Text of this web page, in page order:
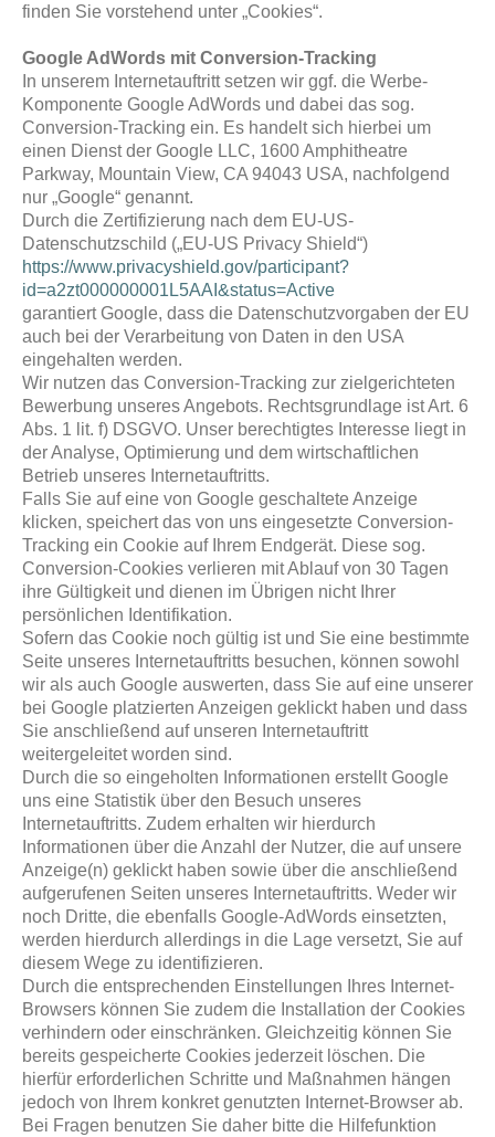
finden Sie vorstehend unter „Cookies“.
Google AdWords mit Conversion-Tracking
In unserem Internetauftritt setzen wir ggf. die Werbe-
Komponente Google AdWords und dabei das sog.
Conversion-Tracking ein. Es handelt sich hierbei um
einen Dienst der Google LLC, 1600 Amphitheatre
Parkway, Mountain View, CA 94043 USA, nachfolgend
nur „Google“ genannt.
Durch die Zertifizierung nach dem EU-US-
Datenschutzschild („EU-US Privacy Shield“)
https://www.privacyshield.gov/participant?
id=a2zt000000001L5AAI&status=Active
garantiert Google, dass die Datenschutzvorgaben der EU
auch bei der Verarbeitung von Daten in den USA
eingehalten werden.
Wir nutzen das Conversion-Tracking zur zielgerichteten
Bewerbung unseres Angebots. Rechtsgrundlage ist Art. 6
Abs. 1 lit. f) DSGVO. Unser berechtigtes Interesse liegt in
der Analyse, Optimierung und dem wirtschaftlichen
Betrieb unseres Internetauftritts.
Falls Sie auf eine von Google geschaltete Anzeige
klicken, speichert das von uns eingesetzte Conversion-
Tracking ein Cookie auf Ihrem Endgerät. Diese sog.
Conversion-Cookies verlieren mit Ablauf von 30 Tagen
ihre Gültigkeit und dienen im Übrigen nicht Ihrer
persönlichen Identifikation.
Sofern das Cookie noch gültig ist und Sie eine bestimmte
Seite unseres Internetauftritts besuchen, können sowohl
wir als auch Google auswerten, dass Sie auf eine unserer
bei Google platzierten Anzeigen geklickt haben und dass
Sie anschließend auf unseren Internetauftritt
weitergeleitet worden sind.
Durch die so eingeholten Informationen erstellt Google
uns eine Statistik über den Besuch unseres
Internetauftritts. Zudem erhalten wir hierdurch
Informationen über die Anzahl der Nutzer, die auf unsere
Anzeige(n) geklickt haben sowie über die anschließend
aufgerufenen Seiten unseres Internetauftritts. Weder wir
noch Dritte, die ebenfalls Google-AdWords einsetzten,
werden hierdurch allerdings in die Lage versetzt, Sie auf
diesem Wege zu identifizieren.
Durch die entsprechenden Einstellungen Ihres Internet-
Browsers können Sie zudem die Installation der Cookies
verhindern oder einschränken. Gleichzeitig können Sie
bereits gespeicherte Cookies jederzeit löschen. Die
hierfür erforderlichen Schritte und Maßnahmen hängen
jedoch von Ihrem konkret genutzten Internet-Browser ab.
Bei Fragen benutzen Sie daher bitte die Hilfefunktion